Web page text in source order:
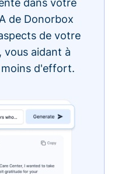
dans votre
de Donorbox
de votre
vous aidant à
moins d'effort.